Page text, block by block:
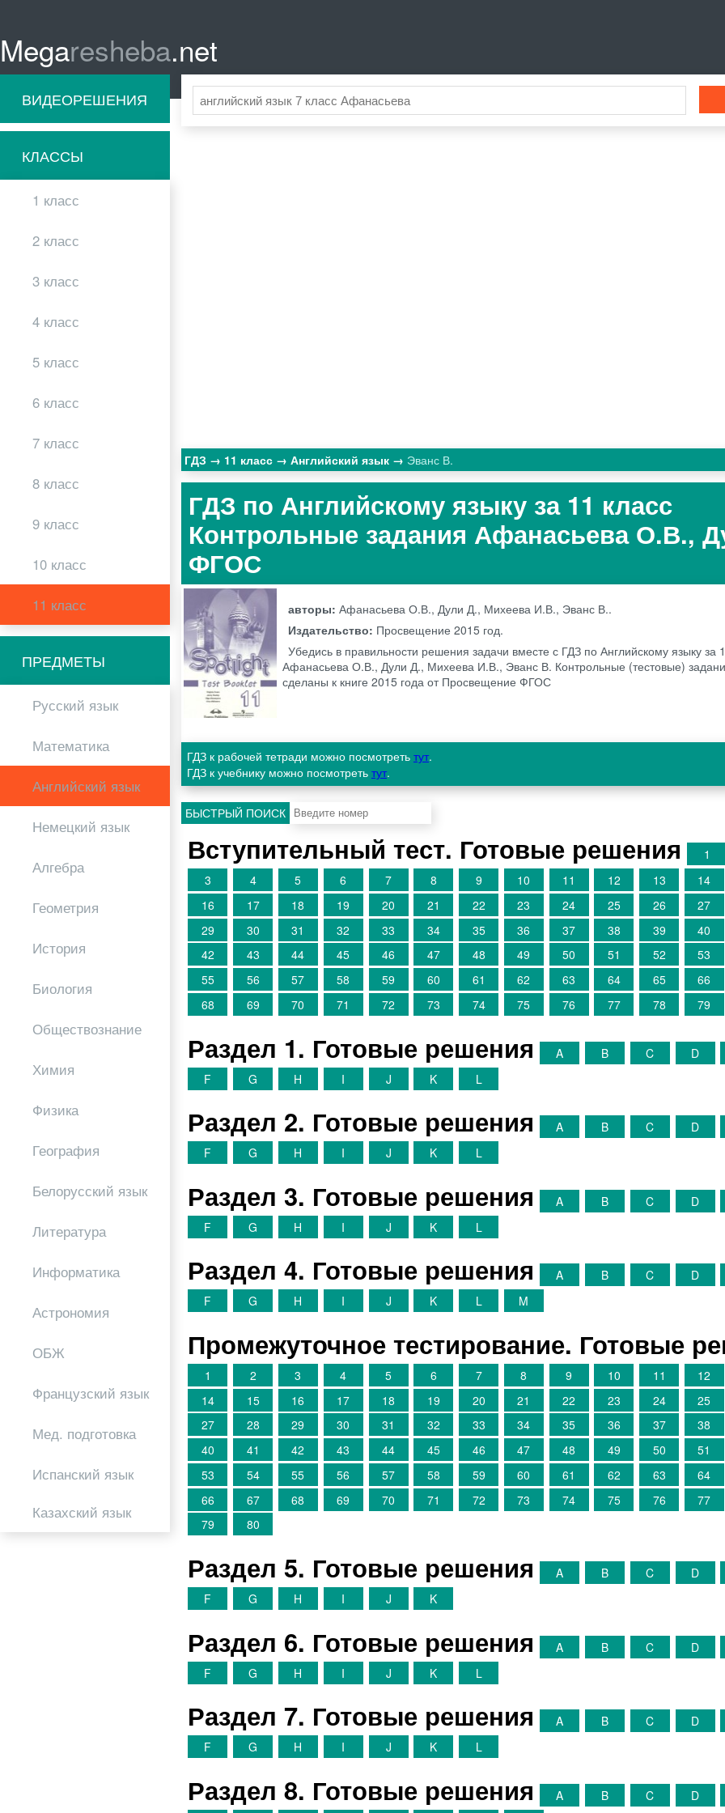
Megaresheba.net
ВИДЕОРЕШЕНИЯ
КЛАССЫ
1 класс
2 класс
3 класс
4 класс
5 класс
6 класс
7 класс
8 класс
9 класс
10 класс
11 класс
ПРЕДМЕТЫ
Русский язык
Математика
Английский язык
Немецкий язык
Алгебра
Геометрия
История
Биология
Обществознание
Химия
Физика
География
Белорусский язык
Литература
Информатика
Астрономия
ОБЖ
Французский язык
Мед. подготовка
Испанский язык
Казахский язык
ГДЗ 11 класс Английский язык Эванс В.
ГДЗ по Английскому языку за 11 класс
Контрольные задания Афанасьева О.В.,
ФГОС
авторы:Афанасьева О.В., Дули Д., Михеева И.В., Эванс В..
Издательство: Просвещение 2015 год.
Убедись в правильности решения задачи вместе с ГДЗ по Английскому языку за
Афанасьева О.В., Дули Д., Михеева И.В., Эванс В. Контрольные (тестовые)
сделаны к книге 2015 года от Просвещение ФГОС
ГДЗ к рабочей тетради можно посмотреть тут.
ГДЗ к учебнику можно посмотреть тут.
БЫСТРЫЙ ПОИСК
Вступительный тест. Готовые решения 1
3
4 5 6 7 8 9 10 11 12 13 14
16
17 18 19 20 21 22 23 24 25 26 27
29
30 31 32 33 34 35 36 37 38 39 40
42
43 44 45 46 47 48 49 50 51 52 53
55
56 57 58 59 60 61 62 63 64 65 66
68
69 70 71 72 73 74 75 76 77 78 79
Раздел 1. Готовые решения A B C D
F
G H I J K L
Раздел 2. Готовые решения A B C D
F
G H I J K L
Раздел 3. Готовые решения A B C D
F
G H I J K L
Раздел 4. Готовые решения A B C D
F
G H I J K L M
Промежуточное тестирование. Готовые
1 2 3 4 5 6 7 8 9 10 11 12
14
15 16 17 18 19 20 21 22 23 24 25
27
28 29 30 31 32 33 34 35 36 37 38
40
41 42 43 44 45 46 47 48 49 50 51
53
54 55 56 57 58 59 60 61 62 63 64
66
67 68 69 70 71 72 73 74 75 76 77
79
80
Раздел 5. Готовые решения A B C D
F
G H I J K
Раздел 6. Готовые решения A B C D
F
G H I J K L
Раздел 7. Готовые решения A B C D
F
G H I J K L
Раздел 8. Готовые решения A B C D